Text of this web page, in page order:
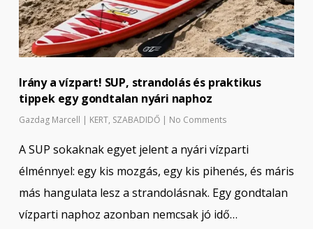
Irány a vízpart! SUP, strandolás és praktikus
tippek egy gondtalan nyári naphoz
Gazdag Marcell | KERT, SZABADIDŐ | No Comments
A SUP sokaknak egyet jelent a nyári vízparti
élménnyel: egy kis mozgás, egy kis pihenés, és máris
más hangulata lesz a strandolásnak. Egy gondtalan
vízparti naphoz azonban nemcsak jó idő…